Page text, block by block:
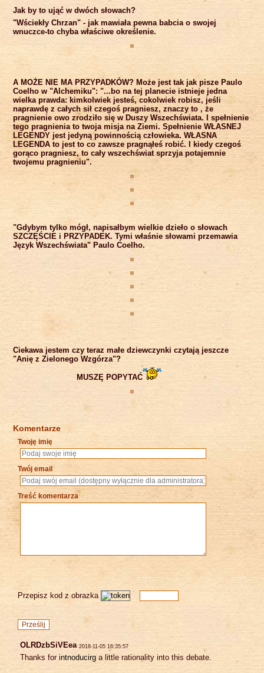
Jak by to ująć w dwóch słowach?
"Wściekły Chrzan" - jak mawiała pewna babcia o swojej
wnuczce-to chyba właściwe określenie.
A MOŻE NIE MA PRZYPADKÓW? Może jest tak jak pisze Paulo
Coelho w "Alchemiku": "...bo na tej planecie istnieje jedna
wielka prawda: kimkolwiek jesteś, cokolwiek robisz, jeśli
naprawdę z całych sił czegoś pragniesz, znaczy to , że
pragnienie owo zrodziło się w Duszy Wszechświata. I spełnienie
tego pragnienia to twoja misja na Ziemi. Spełnienie WŁASNEJ
LEGENDY jest jedyną powinnością człowieka. WŁASNA
LEGENDA to jest to co zawsze pragnąłeś robić. I kiedy czegoś
gorąco pragniesz, to cały wszechświat sprzyja potajemnie
twojemu pragnieniu".
"Gdybym tylko mógł, napisałbym wielkie dzieło o słowach
SZCZĘŚCIE i PRZYPADEK. Tymi właśnie słowami przemawia
Język Wszechświata" Paulo Coelho.
Ciekawa jestem czy teraz małe dziewczynki czytają jeszcze
"Anię z Zielonego Wzgórza"?
MUSZĘ POPYTAĆ
Komentarze
Twoję imię
Twój email
Treść komentarza
Przepisz kod z obrazka
OLRDzbSiVEea 2018-11-05 16:35:57
Thanks forintnoducirg a little rationality into this debate.